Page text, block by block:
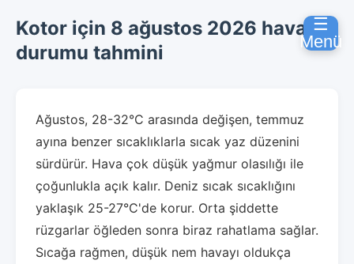
☰
Menü
Kotor için 8 ağustos 2026 hava
durumu tahmini
Ağustos, 28-32°C arasında değişen, temmuz
ayına benzer sıcaklıklarla sıcak yaz düzenini
sürdürür. Hava çok düşük yağmur olasılığı ile
çoğunlukla açık kalır. Deniz sıcak sıcaklığını
yaklaşık 25-27°C'de korur. Orta şiddette
rüzgarlar öğleden sonra biraz rahatlama sağlar.
Sıcağa rağmen, düşük nem havayı oldukça